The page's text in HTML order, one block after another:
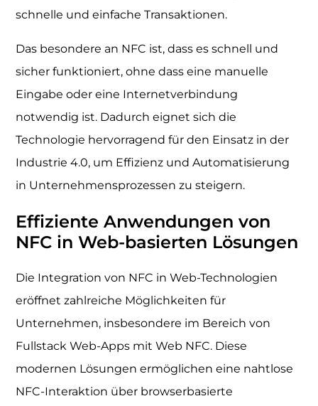
schnelle und einfache Transaktionen.
Das besondere an NFC ist, dass es schnell und
sicher funktioniert, ohne dass eine manuelle
Eingabe oder eine Internetverbindung
notwendig ist. Dadurch eignet sich die
Technologie hervorragend für den Einsatz in der
Industrie 4.0, um Effizienz und Automatisierung
in Unternehmensprozessen zu steigern.
Effiziente Anwendungen von
NFC in Web-basierten Lösungen
Die Integration von NFC in Web-Technologien
eröffnet zahlreiche Möglichkeiten für
Unternehmen, insbesondere im Bereich von
Fullstack Web-Apps mit Web NFC. Diese
modernen Lösungen ermöglichen eine nahtlose
NFC-Interaktion über browserbasierte